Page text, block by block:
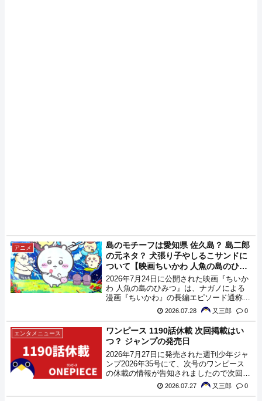
アニメ
島のモチーフは愛知県 佐久島？ 島二郎
の元ネタ？ 犬張り子やしるこサンドに
ついて【映画ちいかわ 人魚の島のひみ
つ】
2026年7月24日に公開された映画『ちいか
わ 人魚の島のひみつ』は、ナガノによる
漫画『ちいかわ』の長編エピソード通称島
編・セイレーン編のアニメ化作品となって
いますが、その舞台となる島のモチーフと
なったのは愛知県にある佐久島という噂を
耳にしたので少し調べてみました。
2026.07.28 又三郎 0
エンタメニュース
ワンピース 1190話休載 次回掲載はい
つ？ ジャンプの発売日
2026年7月27日に発売された週刊少年ジャ
ンプ2026年35号にて、次号のワンピース
の休載の情報が告知されましたので次回の
発売日の情報をメモしておきます。
2026.07.27 又三郎 0